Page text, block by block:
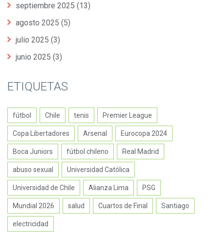
septiembre 2025 (13)
agosto 2025 (5)
julio 2025 (3)
junio 2025 (3)
ETIQUETAS
fútbol Chile tenis Premier League
Copa Libertadores Arsenal Eurocopa 2024
Boca Juniors fútbol chileno Real Madrid
abuso sexual Universidad Católica
Universidad de Chile Alianza Lima PSG
Mundial 2026 salud Cuartos de Final Santiago
electricidad